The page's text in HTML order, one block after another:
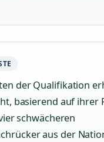
der Qualifikation
basierend auf ihrer
schwächeren
aus der